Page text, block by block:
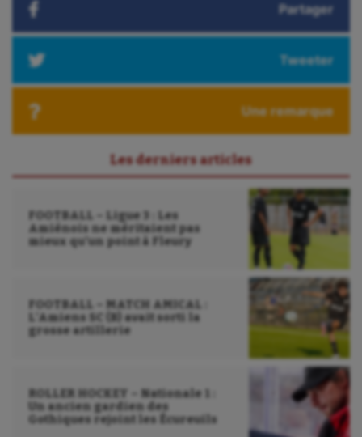
Partager
Tweeter
Une remarque
Les derniers articles
FOOTBALL – Ligue 3 : Les
Amiénois ne méritaient pas
mieux qu’un point à Fleury
FOOTBALL – MATCH AMICAL :
L’Amiens SC (B) avait sorti la
grosse artillerie
ROLLER HOCKEY – Nationale 1 :
Un ancien gardien des
Gothiques rejoint les Écureuils